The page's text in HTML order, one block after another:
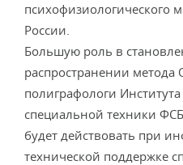
психофизиологического
России.
Большую роль в
распространении
полиграфологи
специальной техники
будет действовать при
технической поддержке